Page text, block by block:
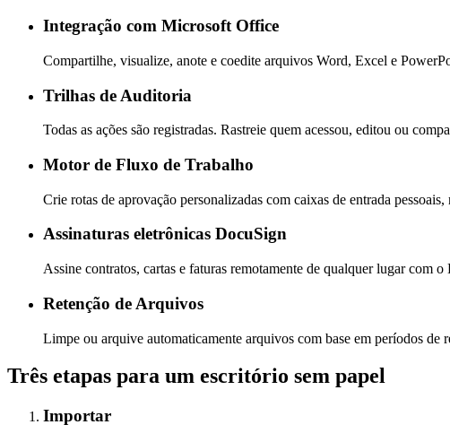
Integração com Microsoft Office
Compartilhe, visualize, anote e coedite arquivos Word, Excel e
Trilhas de Auditoria
Todas as ações são registradas. Rastreie quem acessou, editou ou
Motor de Fluxo de Trabalho
Crie rotas de aprovação personalizadas com caixas de entrada
Assinaturas eletrônicas DocuSign
Assine contratos, cartas e faturas remotamente de qualquer lugar com
Retenção de Arquivos
Limpe ou arquive automaticamente arquivos com base em períodos de
Três etapas para um escritório sem papel
Importar